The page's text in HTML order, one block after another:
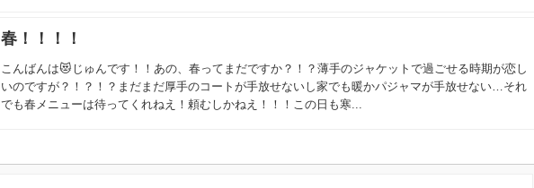
春！！！！
こんばんは😻じゅんです！！あの、春ってまだですか？！？薄手のジャケットで過ごせる時期が恋し
いのですが？！？！？まだまだ厚手のコートが手放せないし家でも暖かパジャマが手放せない…それ
でも春メニューは待ってくれねえ！頼むしかねえ！！！この日も寒...